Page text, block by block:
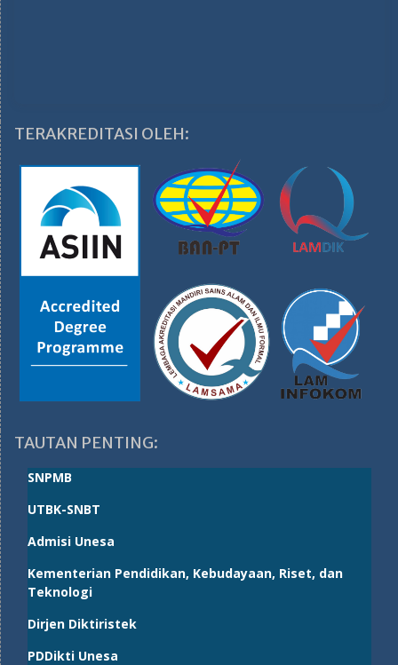
TERAKREDITASI OLEH:
TAUTAN PENTING:
SNPMB
UTBK-SNBT
Admisi Unesa
Kementerian Pendidikan, Kebudayaan, Riset, dan
Teknologi
Dirjen Diktiristek
PDDikti Unesa